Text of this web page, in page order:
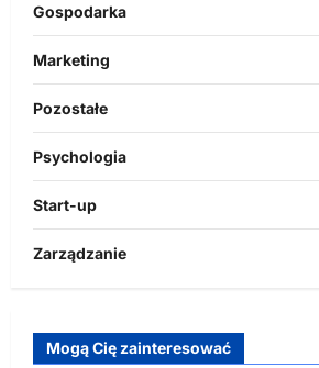
Gospodarka
Marketing
Pozostałe
Psychologia
Start-up
Zarządzanie
Mogą Cię zainteresować